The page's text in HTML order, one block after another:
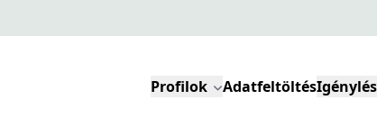
Profilok AdatfeltöltésIgénylés